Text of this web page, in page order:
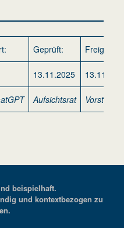
Geprüft:
13.11.2025
Aufsichtsrat Vorstand
beispielhaft.
und kontextbezogen zu